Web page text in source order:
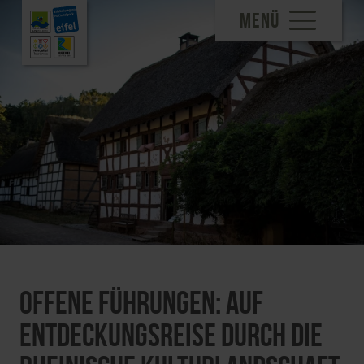
MENÜ
Offene Führungen: Auf
Entdeckungsreise durch die